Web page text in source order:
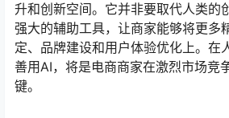
升和创新空间。它并非要取代人类的
强大的辅助工具，让商家能够将更多
定、品牌建设和用户体验优化上。在
善用AI，将是电商商家在激烈市场竞
键。